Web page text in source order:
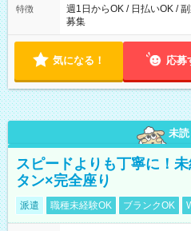
特徴
週1日からOK / 日払いOK /
募集
気になる！ 応募
未読
スピードよりも丁寧に！
タン×完全座り
派遣 職種未経験OK ブランクOK